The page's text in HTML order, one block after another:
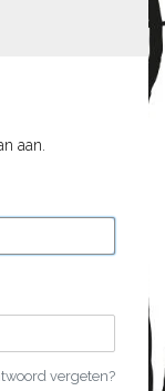
aan.
vergeten?